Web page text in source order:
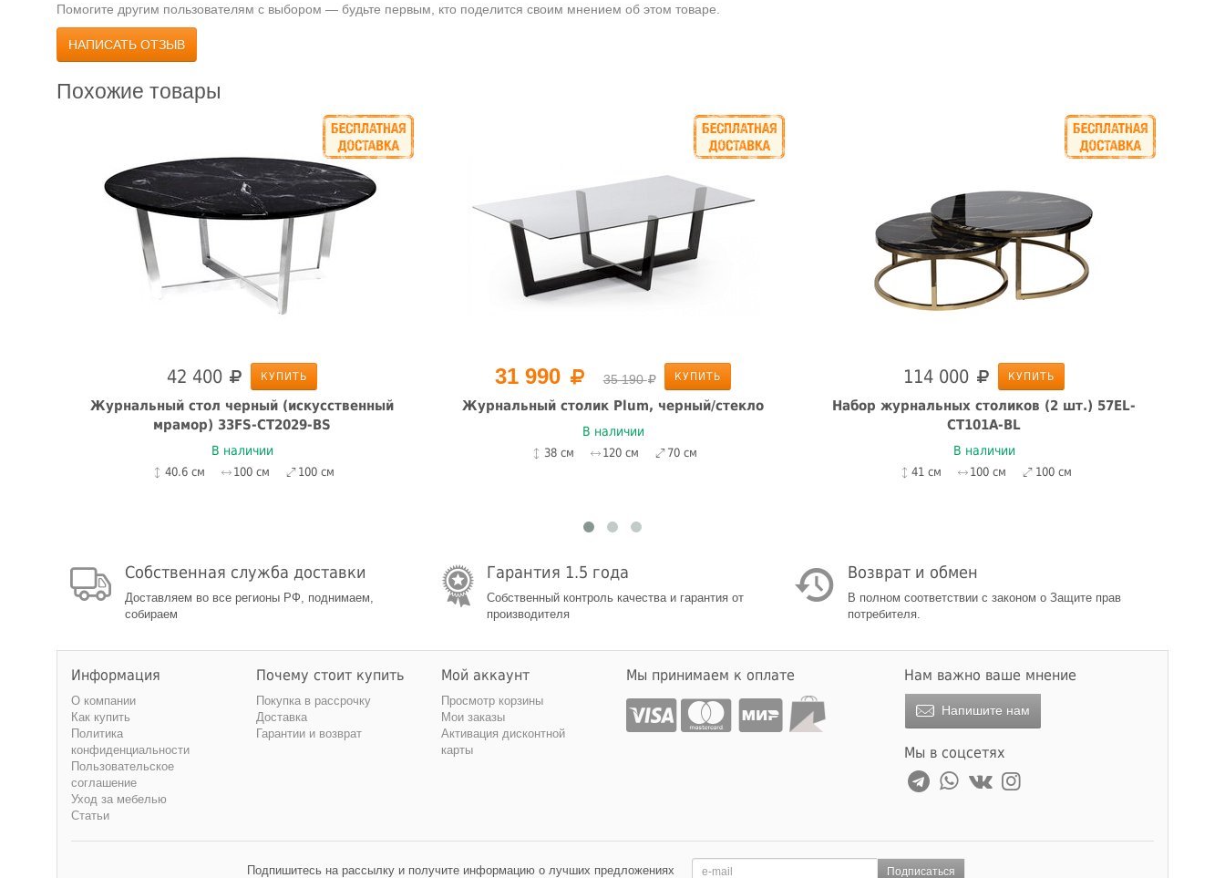
Помогите другим пользователям с выбором — будьте первым, кто поделится своим мнением об этом товаре.
НАПИСАТЬ ОТЗЫВ
Похожие товары
42 400 КУПИТЬ
Журнальный стол черный (искусственный
мрамор) 33FS-CT2029-BS
В наличии
40.6 см 100 см 100 см
31 990 35 190 КУПИТЬ
Журнальный столик Plum, черный/стекло
В наличии
38 см 120 см 70 см
114 000 КУПИТЬ
Набор журнальных столиков (2 шт.) 57EL-
CT101А-BL
В наличии
41 см 100 см 100 см
Собственная служба доставки
Доставляем во все регионы РФ, поднимаем,
собираем
Гарантия 1.5 года
Собственный контроль качества и гарантия от
производителя
Возврат и обмен
В полном соответствии с законом о Защите прав
потребителя.
Информация
О компании
Как купить
Политика
конфиденциальности
Пользовательское
соглашение
Уход за мебелью
Статьи
Почему стоит купить
Покупка в рассрочку
Доставка
Гарантии и возврат
Мой аккаунт
Просмотр корзины
Мои заказы
Активация дисконтной
карты
Мы принимаем к оплате Нам важно ваше мнение
Напишите нам
Мы в соцсетях
Подпишитесь на рассылку и получите информацию о лучших предложениях Подписаться